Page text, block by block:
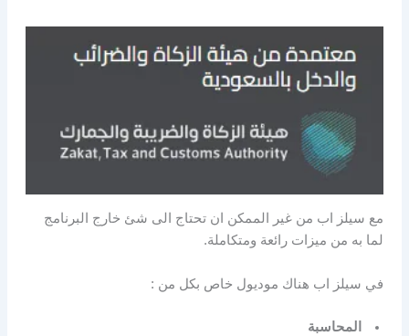
مع سيلز اب من غير الممكن ان تحتاج الى شئ خارج البرنامج
لما به من ميزات رائعة ومتكاملة.
في سيلز اب هناك موديول خاص بكل من :
المحاسبة